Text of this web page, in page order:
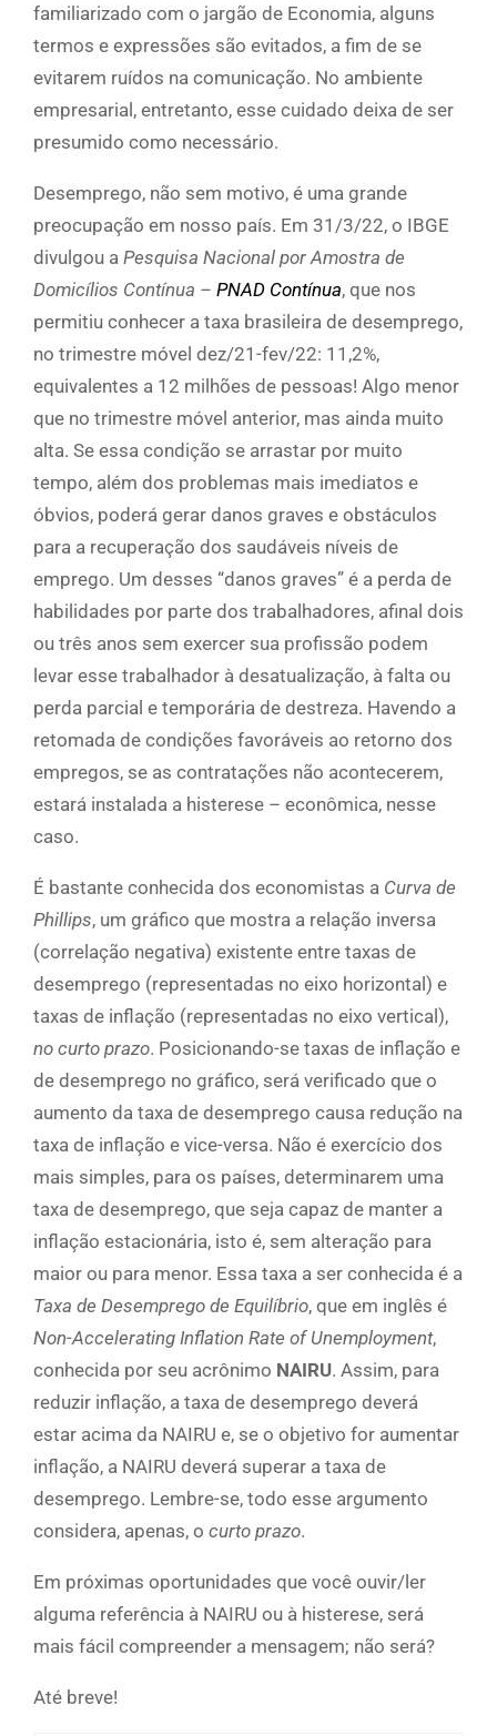
familiarizado com o jargão de Economia, alguns
termos e expressões são evitados, a fim de se
evitarem ruídos na comunicação. No ambiente
empresarial, entretanto, esse cuidado deixa de ser
presumido como necessário.
Desemprego, não sem motivo, é uma grande
preocupação em nosso país. Em 31/3/22, o IBGE
divulgou a Pesquisa Nacional por Amostra de
Domicílios Contínua – PNAD Contínua, que nos
permitiu conhecer a taxa brasileira de desemprego,
no trimestre móvel dez/21-fev/22: 11,2%,
equivalentes a 12 milhões de pessoas! Algo menor
que no trimestre móvel anterior, mas ainda muito
alta. Se essa condição se arrastar por muito
tempo, além dos problemas mais imediatos e
óbvios, poderá gerar danos graves e obstáculos
para a recuperação dos saudáveis níveis de
emprego. Um desses “danos graves” é a perda de
habilidades por parte dos trabalhadores, afinal dois
ou três anos sem exercer sua profissão podem
levar esse trabalhador à desatualização, à falta ou
perda parcial e temporária de destreza. Havendo a
retomada de condições favoráveis ao retorno dos
empregos, se as contratações não acontecerem,
estará instalada a histerese – econômica, nesse
caso.
É bastante conhecida dos economistas a Curva de
Phillips, um gráfico que mostra a relação inversa
(correlação negativa) existente entre taxas de
desemprego (representadas no eixo horizontal) e
taxas de inflação (representadas no eixo vertical),
no curto prazo. Posicionando-se taxas de inflação e
de desemprego no gráfico, será verificado que o
aumento da taxa de desemprego causa redução na
taxa de inflação e vice-versa. Não é exercício dos
mais simples, para os países, determinarem uma
taxa de desemprego, que seja capaz de manter a
inflação estacionária, isto é, sem alteração para
maior ou para menor. Essa taxa a ser conhecida é a
Taxa de Desemprego de Equilíbrio, que em inglês é
Non-Accelerating Inflation Rate of Unemployment,
conhecida por seu acrônimo NAIRU. Assim, para
reduzir inflação, a taxa de desemprego deverá
estar acima da NAIRU e, se o objetivo for aumentar
inflação, a NAIRU deverá superar a taxa de
desemprego. Lembre-se, todo esse argumento
considera, apenas, o curto prazo.
Em próximas oportunidades que você ouvir/ler
alguma referência à NAIRU ou à histerese, será
mais fácil compreender a mensagem; não será?
Até breve!